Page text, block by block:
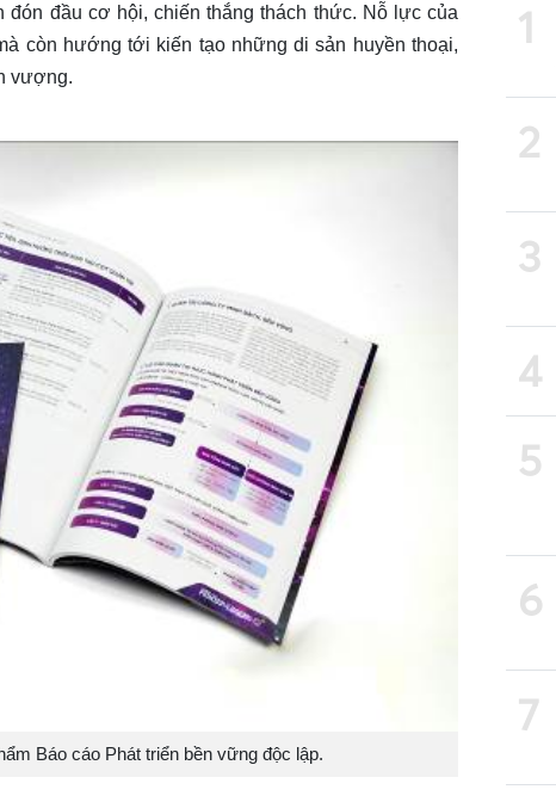
đón đầu cơ hội, chiến thắng thách thức. Nỗ lực của
còn hướng tới kiến tạo những di sản huyền thoại,
vượng.
Báo cáo Phát triển bền vững độc lập.
1
2
3
4
5
6
7